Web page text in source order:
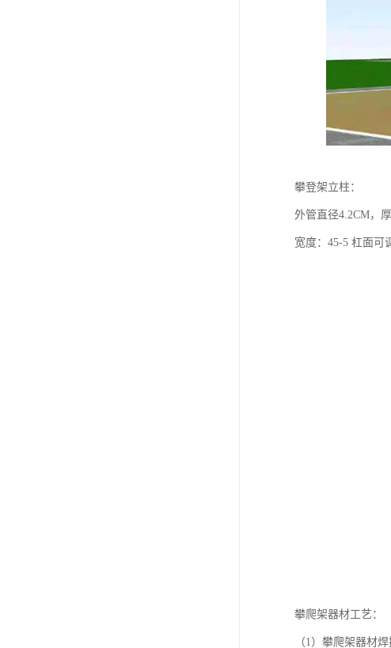
攀登架立柱：
外管直径4.2CM，
宽度：45-5 杠面可
攀爬架器材工艺：
（1）攀爬架器材